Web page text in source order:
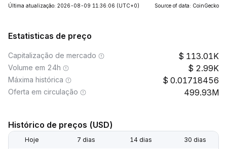
Última atualização: 2026-08-09 11:36:06 (UTC+0) Source of data: CoinGecko
Estatisticas de preço
Capitalização de mercado 113.01K
Volume em 24h 2.99K
Máxima histórica 0.01718456
Oferta em circulação 499.93M
Histórico de preços (USD)
Hoje 7 dias 14 dias 30 dias